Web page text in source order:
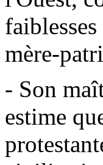
mère-
- Son
estime